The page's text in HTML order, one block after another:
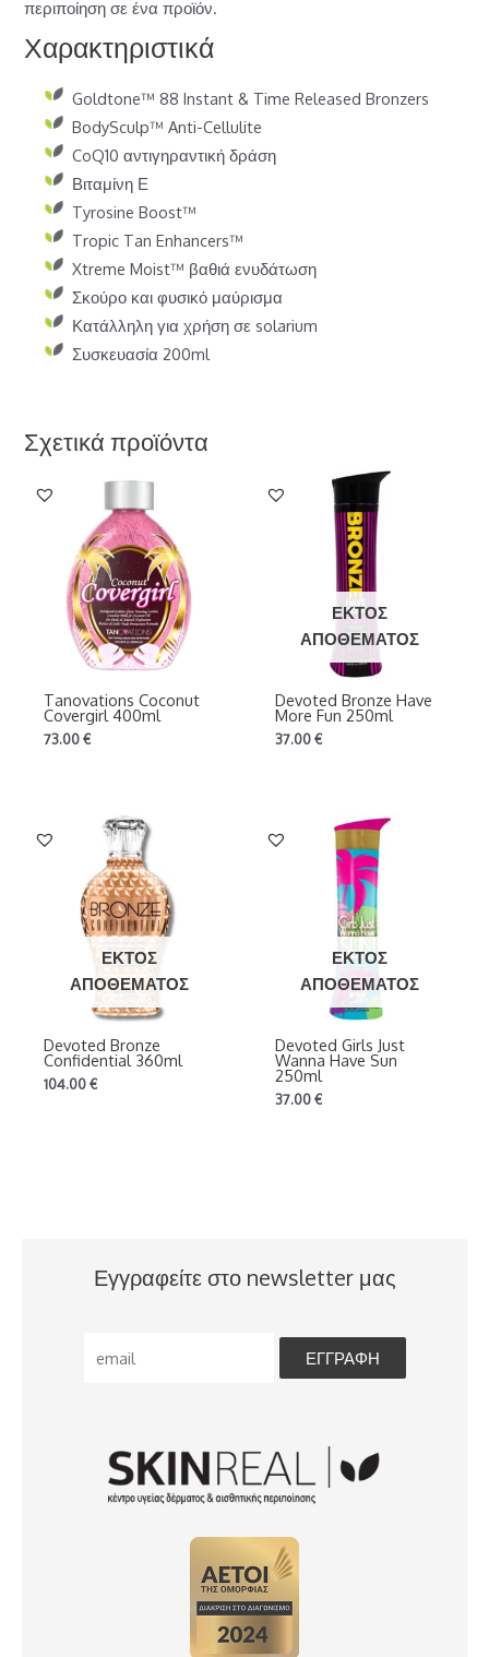
περιποίηση σε ένα προϊόν.
Χαρακτηριστικά
Goldtone™ 88 Instant & Time Released Bronzers
BodySculp™ Anti-Cellulite
CoQ10 αντιγηραντική δράση
Βιταμίνη Ε
Tyrosine Boost™
Tropic Tan Enhancers™
Xtreme Moist™ βαθιά ενυδάτωση
Σκούρο και φυσικό μαύρισμα
Κατάλληλη για χρήση σε solarium
Συσκευασία 200ml
Σχετικά προϊόντα
Tanovations Coconut
Covergirl 400ml
73.00€
ΕΚΤΌΣ
ΑΠΟΘΈΜΑΤΟΣ
Devoted Bronze Have
More Fun 250ml
37.00€
ΕΚΤΌΣ
ΑΠΟΘΈΜΑΤΟΣ
Devoted Bronze
Confidential 360ml
104.00€
ΕΚΤΌΣ
ΑΠΟΘΈΜΑΤΟΣ
Devoted Girls Just
Wanna Have Sun
250ml
37.00€
Εγγραφείτε στο newsletter μας